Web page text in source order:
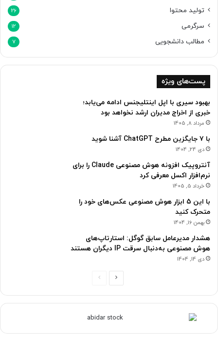
تولید محتوا 26
سرگرمی 12
مطالب دانشجویی 7
پست‌های ویژه
بهبود سیری با اپل اینتلیجنس ادامه می‌یابد؛
خبری از اخراج مدیران ارشد نخواهد بود
مرداد 8, 1405
با ۷ جایگزین مطرح ChatGPT آشنا شوید
دی 24, 1404
آنتروپیک افزونه هوش مصنوعی Claude را برای
نرم‌افزار اکسل معرفی کرد
خرداد 5, 1405
با این 5 ابزار هوش مصنوعی عکس‌های خود را
متحرک کنید
بهمن 16, 1404
هشدار مدیرعامل سابق گوگل: استارتاپ‌های
هوش مصنوعی به‌دنبال سرقت IP دیگران هستند
دی 14, 1404
ح
ه
ق
ح
ه
ب